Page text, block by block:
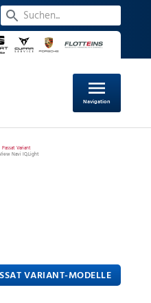
menu
Navigation
Passat Variant
Navi IQ.Light
VARIANT-MODELLE